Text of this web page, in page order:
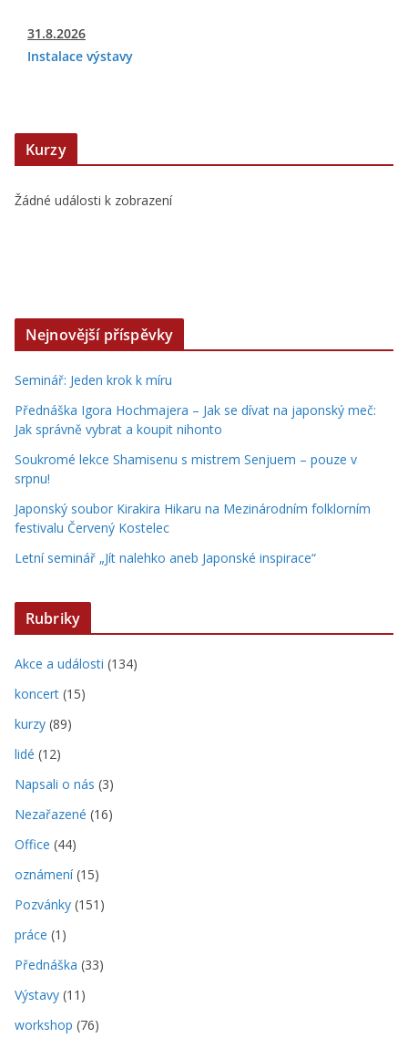
31.8.2026
Instalace výstavy
Kurzy
Žádné události k zobrazení
Nejnovější příspěvky
Seminář: Jeden krok k míru
Přednáška Igora Hochmajera – Jak se dívat na japonský meč:
Jak správně vybrat a koupit nihonto
Soukromé lekce Shamisenu s mistrem Senjuem – pouze v
srpnu!
Japonský soubor Kirakira Hikaru na Mezinárodním folklorním
festivalu Červený Kostelec
Letní seminář „Jít nalehko aneb Japonské inspirace“
Rubriky
Akce a události (134)
koncert (15)
kurzy (89)
lidé (12)
Napsali o nás (3)
Nezařazené (16)
Office (44)
oznámení(15)
Pozvánky (151)
práce (1)
Přednáška (33)
Výstavy (11)
workshop (76)